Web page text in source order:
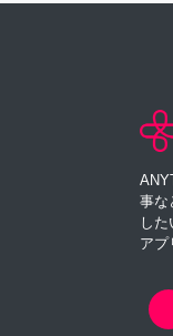
事な
し
アプ